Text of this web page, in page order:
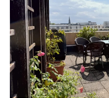
UND
LAGERFLÄCHEN
IN
KREFELDCITY
ZU
KAUFEN!